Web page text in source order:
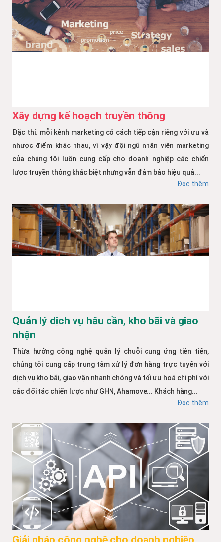
Xây dựng kế hoạch truyền thông
Đặc thù mỗi kênh marketing có cách tiếp cận riêng với ưu và
nhược điểm khác nhau, vì vậy đội ngũ nhân viên marketing
của chúng tôi luôn cung cấp cho doanh nghiệp các chiến
lược truyền thông khác biệt nhưng vẫn đảm bảo hiệu quả...
Đọc thêm
Quản lý dịch vụ hậu cần, kho bãi và giao
nhận
Thừa hưởng công nghệ quản lý chuỗi cung ứng tiên tiến,
chúng tôi cung cấp trung tâm xử lý đơn hàng trực tuyến với
dịch vụ kho bãi, giao vận nhanh chóng và tối ưu hoá chi phí với
các đối tác chiến lược như GHN, Ahamove... Khách hàng...
Đọc thêm
Giải pháp công nghệ cho doanh nghiệp